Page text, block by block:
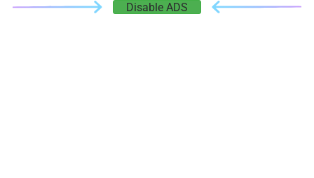
Disable ADS